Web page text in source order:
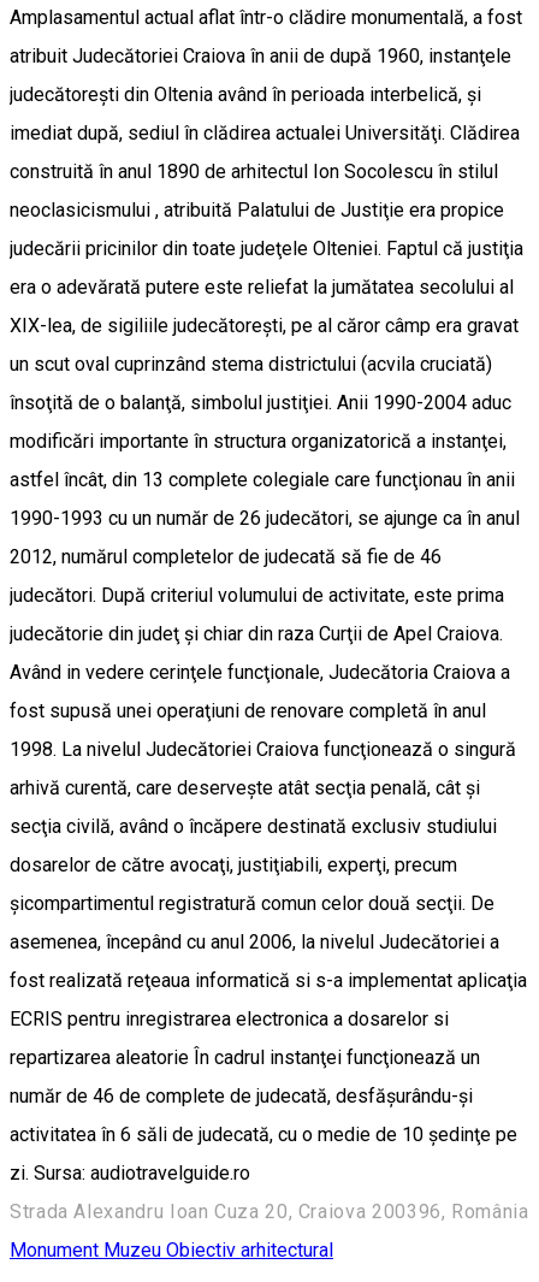
Amplasamentul actual aflat într-o clădire monumentală, a fost
atribuit Judecătoriei Craiova în anii de după 1960, instanţele
judecătoreşti din Oltenia având în perioada interbelică, şi
imediat după, sediul în clădirea actualei Universităţi. Clădirea
construită în anul 1890 de arhitectul Ion Socolescu în stilul
neoclasicismului , atribuită Palatului de Justiţie era propice
judecării pricinilor din toate judeţele Olteniei. Faptul că justiţia
era o adevărată putere este reliefat la jumătatea secolului al
XIX-lea, de sigiliile judecătoreşti, pe al căror câmp era gravat
un scut oval cuprinzând stema districtului (acvila cruciată)
însoţită de o balanţă, simbolul justiţiei. Anii 1990-2004 aduc
modificări importante în structura organizatorică a instanţei,
astfel încât, din 13 complete colegiale care funcţionau în anii
1990-1993 cu un număr de 26 judecători, se ajunge ca în anul
2012, numărul completelor de judecată să fie de 46
judecători. După criteriul volumului de activitate, este prima
judecătorie din judeţ şi chiar din raza Curţii de Apel Craiova.
Având in vedere cerinţele funcţionale, Judecătoria Craiova a
fost supusă unei operaţiuni de renovare completă în anul
1998. La nivelul Judecătoriei Craiova funcţionează o singură
arhivă curentă, care deserveşte atât secţia penală, cât şi
secţia civilă, având o încăpere destinată exclusiv studiului
dosarelor de către avocaţi, justiţiabili, experţi, precum
şicompartimentul registratură comun celor două secţii. De
asemenea, începând cu anul 2006, la nivelul Judecătoriei a
fost realizată reţeaua informatică si s-a implementat aplicaţia
ECRIS pentru inregistrarea electronica a dosarelor si
repartizarea aleatorie În cadrul instanţei funcţionează un
număr de 46 de complete de judecată, desfăşurându-şi
activitatea în 6 săli de judecată, cu o medie de 10 şedinţe pe
zi. Sursa: audiotravelguide.ro
Strada Alexandru Ioan Cuza 20, Craiova 200396, România
Monument Muzeu Obiectiv arhitectural